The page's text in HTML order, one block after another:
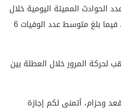
المميتة اليومية خلال
الأيام الماضية بلغ 4 حوادث، فيما بلغ متوسط عدد الوفيات 6
لحركة المرور خلال العطلة بين
وحزام، أتمنى لكم إجازة